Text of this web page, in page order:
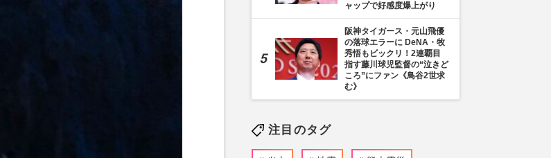
ャップで好感度爆上がり
阪神タイガース・元山飛優
の落球エラーに DeNA・牧
秀悟もビックリ！2連覇目
指す藤川球児監督の“泣きど
ころ”にファン《鳥谷2世求
む》
注目のタグ